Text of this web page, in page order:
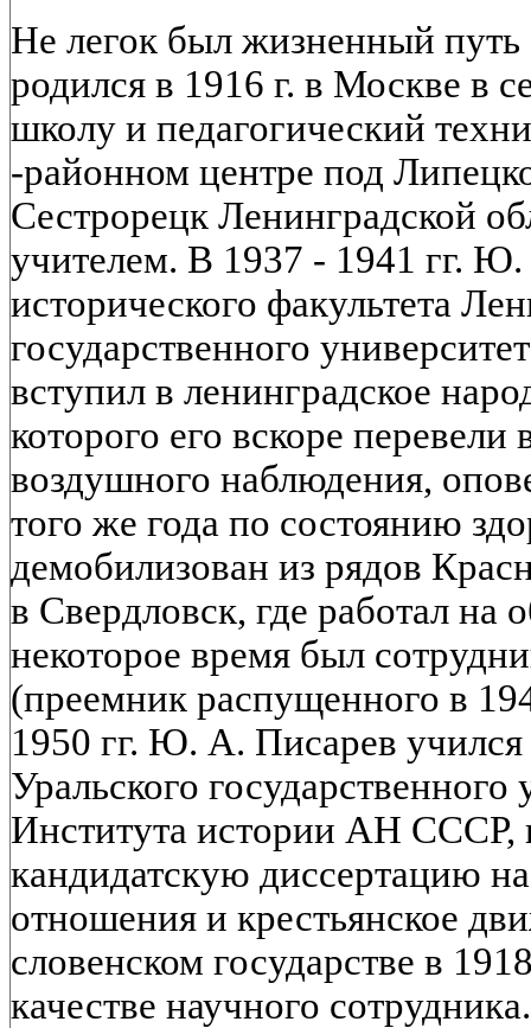
Не легок был жизненный
родился в 1916 г. в Москве в
школу и педагогический
-районном центре под
Сестрорецк Ленинградской
учителем. В 1937 - 1941 гг.
исторического факультета
государственного
вступил в ленинградское
которого его вскоре
воздушного наблюдения,
того же года по состоянию
демобилизован из рядов
в Свердловск, где работал на
некоторое время был
(преемник распущенного в
1950 гг. Ю. А. Писарев учился
Уральского государственного
Института истории АН СССР,
кандидатскую диссертацию
отношения и крестьянское
словенском государстве в
качестве научного сотрудника.